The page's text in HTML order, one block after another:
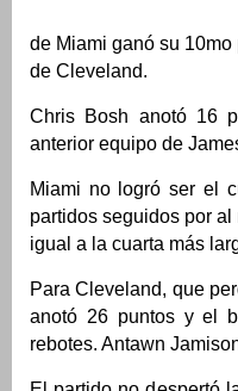
de Miami ganó su
de Cleveland.
Chris Bosh anotó 16
anterior equipo de
Miami no logró ser el
partidos seguidos por
igual a la cuarta más
Para Cleveland, que
anotó 26 puntos y el
rebotes. Antawn